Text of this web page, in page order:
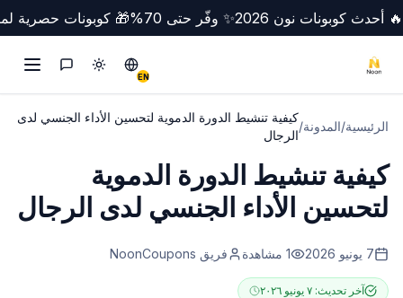
🔥 أحدث كوبونات نون 2026 ✨ وفّر حتى 70% 🎁 كوبونات حصرية
EN
Switch to English
تبديل الوضع
التواصل
الرئيسية/المدونة/
كيفية تنشيط الدورة الدموية لتحسين الأداء الجنسي لدى
الرجال
كيفية تنشيط الدورة الدموية
لتحسين الأداء الجنسي لدى الرجال
7 يونيو 2026 1 مشاهدة فريق NoonCoupons
آخر تحديث: ٧ يونيو ٢٠٢٦